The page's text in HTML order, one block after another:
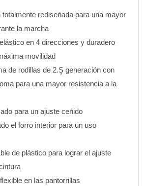
rediseńada para una mayor
la marcha
en 4 direcciones y duradero
movilidad
de rodillas de 2.Ş generación con
para una mayor resistencia a la
para un ajuste ceńido
el forro interior para un uso
de plástico para lograr el ajuste
en las pantorrillas